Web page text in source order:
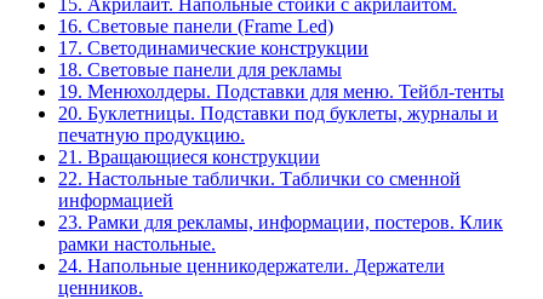
16. Световые панели (Frame Led)
17. Светодинамические конструкции
18. Световые панели для рекламы
19. Менюхолдеры. Подставки для меню. Тейбл-тенты
20. Буклетницы. Подставки под буклеты, журналы и
печатную продукцию.
21. Вращающиеся конструкции
22. Настольные таблички. Таблички со сменной
информацией
23. Рамки для рекламы, информации, постеров. Клик
рамки настольные.
24. Напольные ценникодержатели. Держатели
ценников.